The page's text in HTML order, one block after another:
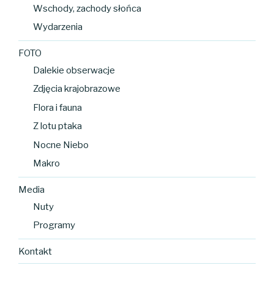
Wschody, zachody słońca
Wydarzenia
FOTO
Dalekie obserwacje
Zdjęcia krajobrazowe
Flora i fauna
Z lotu ptaka
Nocne Niebo
Makro
Media
Nuty
Programy
Kontakt